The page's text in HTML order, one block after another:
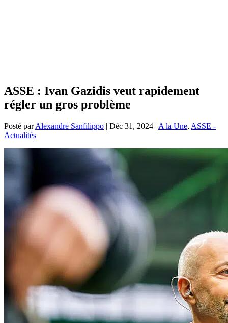
ASSE : Ivan Gazidis veut rapidement
régler un gros problème
Posté parAlexandre Sanfilippo | Déc 31, 2024 | A la Une, ASSE -
Actualités